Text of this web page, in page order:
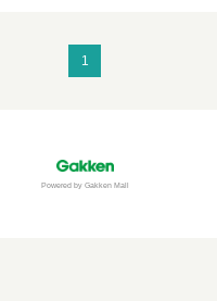
1
Powered by Gakken Mall